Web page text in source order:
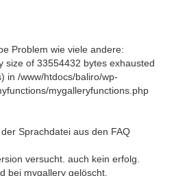
Problem wie viele andere:
size of 33554432 bytes exhausted
in /www/htdocs/baliro/wp-
mygalleryfunctions.php
Sprachdatei aus den FAQ
versucht. auch kein erfolg.
bei mygallery gelöscht.